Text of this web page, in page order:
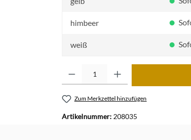
himbeer
weiß
Zum Merkzettel hinzufügen
Artikelnummer: 208035